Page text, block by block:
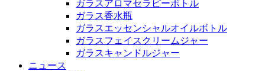
ガラスアロマセラピーボトル
ガラス香水瓶
ガラスエッセンシャルオイルボトル
ガラスフェイスクリームジャー
ガラスキャンドルジャー
ニュース